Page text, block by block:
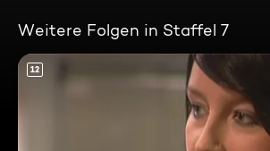
Weitere Folgen in Staffel 7
12